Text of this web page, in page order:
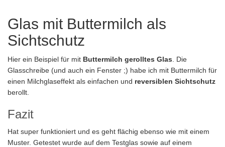
Glas mit Buttermilch als
Sichtschutz
Hier ein Beispiel für mit Buttermilch gerolltes Glas . Die
Glasschreibe (und auch ein Fenster ;) habe ich mit Buttermilch für
einen Milchglaseffekt als einfachen und reversiblen Sichtschutz
berollt.
Fazit
Hat super funktioniert und es geht flächig ebenso wie mit einem
Muster. Getestet wurde auf dem Testglas sowie auf einem